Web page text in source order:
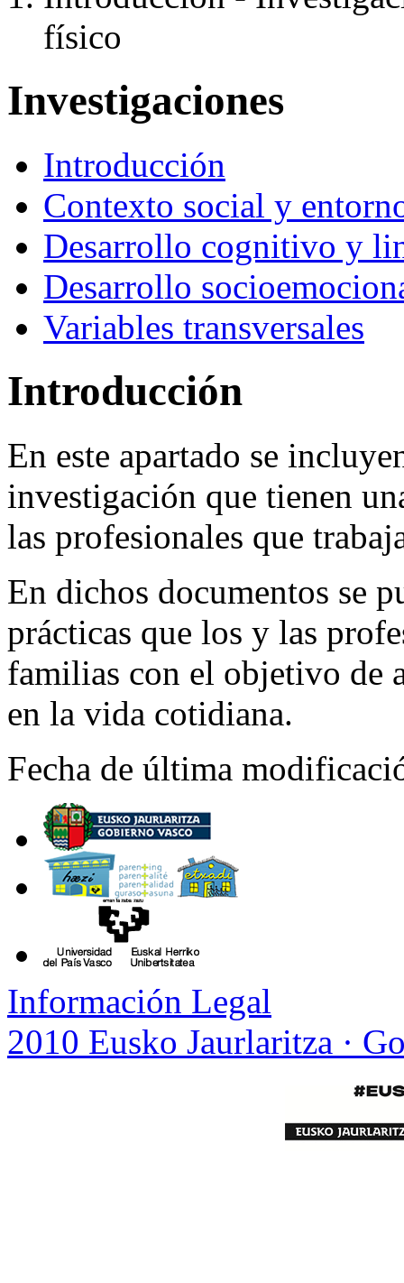
físico
Investigaciones
Introducción
Contexto social y
Desarrollo cognitivo y
Desarrollo
Variables transversales
Introducción
En este apartado se
investigación que tienen
las profesionales que
En dichos documentos se
prácticas que los y las
familias con el objetivo de
en la vida cotidiana.
Fecha de última
Información Legal
2010 Eusko Jaurlaritza ·